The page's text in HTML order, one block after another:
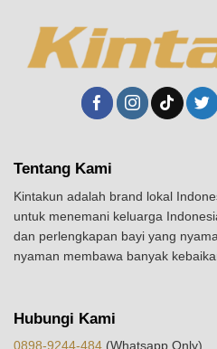
Tentang Kami
Kintakun adalah brand lokal
untuk menemani keluarga
dan perlengkapan bayi yang
nyaman membawa banyak
Hubungi Kami
0898-9244-484 (Whatsapp Only)